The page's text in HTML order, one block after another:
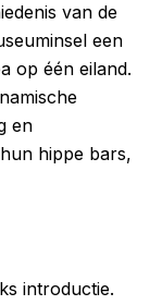
van de
een
op één eiland.
en
hippe bars,
introductie.